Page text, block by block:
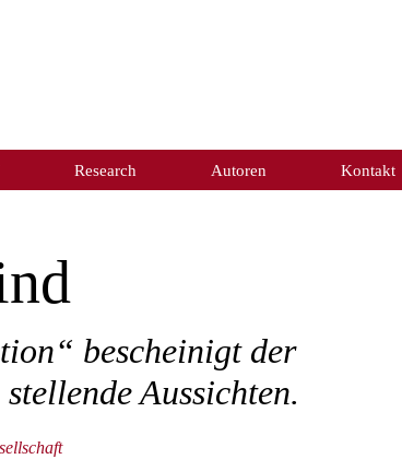
Research Autoren Kontakt
bescheinigt der
Aussichten.